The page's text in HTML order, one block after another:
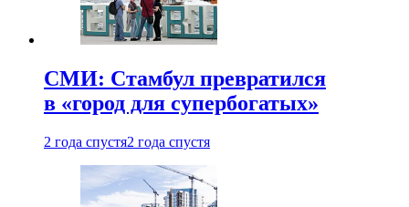
СМИ: Стамбул превратился
в «город для супербогатых»
2 года спустя2 года спустя